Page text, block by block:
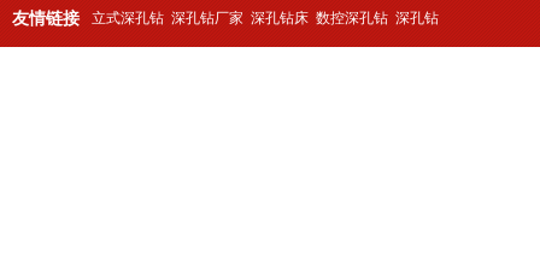
友情链接 立式深孔钻 深孔钻厂家 深孔钻床 数控深孔钻 深孔钻